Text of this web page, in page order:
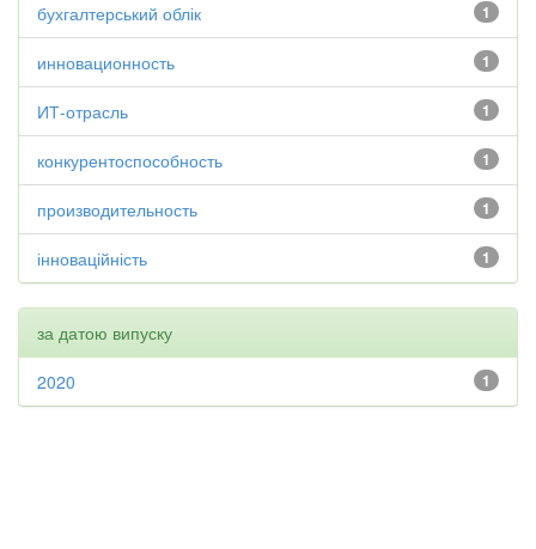
1
бухгалтерський облік
1
инновационность
1
ИТ-отрасль
1
конкурентоспособность
1
производительность
1
інноваційність
за датою випуску
1
2020